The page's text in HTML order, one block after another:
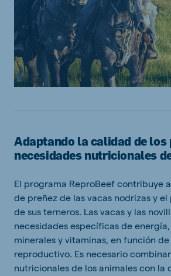
Adaptando la calidad de los
necesidades nutricionales
El programa ReproBeef contribuye
de preñez de las vacas nodrizas y
de sus terneros. Las vacas y las
necesidades específicas de
minerales y vitaminas, en función
reproductivo. Es necesario
nutricionales de los animales con la